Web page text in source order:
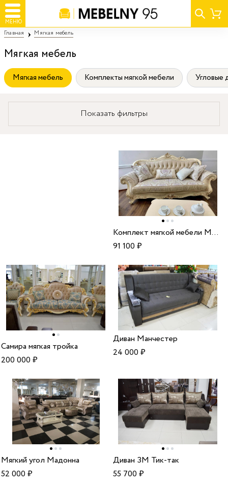
МЕНЮ
Главная Мягкая мебель
Мягкая мебель
Мягкая мебель Комплекты мягкой мебели Угловые
Показать фильтры
Комплект мягкой мебели Мона Лиза
91 100₽
Самира мягкая тройка
200 000₽
Диван Манчестер
24 000₽
Мягкий угол Мадонна
52 000₽
Диван ЗМ Тик-так
55 700₽